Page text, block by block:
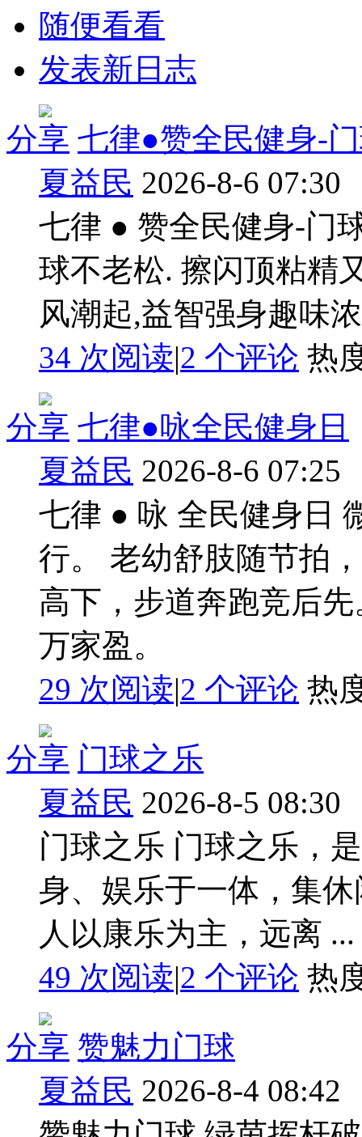
随便看看
发表新日志
分享 七律●赞全民健身-
夏益民 2026-8-6 07:30
七律 ● 赞全民健身-门
球不老松. 擦闪顶粘精
风潮起,益智强身趣味
34 次阅读|2 个评论 热
分享 七律●咏全民健身日
夏益民 2026-8-6 07:25
七律 ● 咏 全民健身日
行。 老幼舒肢随节拍
高下，步道奔跑竞后
万家盈。
29 次阅读|2 个评论 热
分享 门球之乐
夏益民 2026-8-5 08:30
门球之乐 门球之乐，
身、娱乐于一体，集
人以康乐为主，远离 ...
49 次阅读|2 个评论 热
分享 赞魅力门球
夏益民 2026-8-4 08:42